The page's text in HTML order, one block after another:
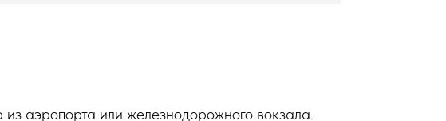
аэропорта или железнодорожного вокзала.